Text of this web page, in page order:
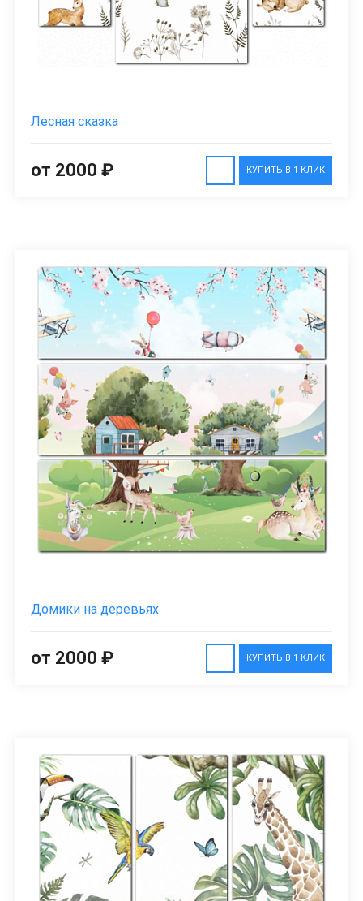
Лесная сказка
КУПИТЬ В 1 КЛИК
от 2000 ₽
Домики на деревьях
КУПИТЬ В 1 КЛИК
от 2000 ₽